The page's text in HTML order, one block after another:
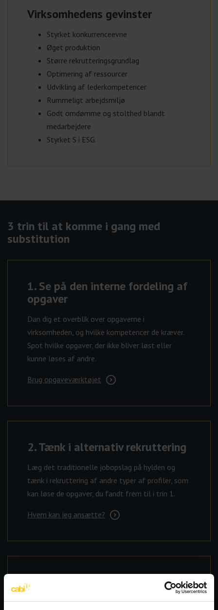
Virksomhedens gevinster
Styrket konkurrenceevne
Øget produktion
Større rekrutteringsgrundlag
Optimering af ressourcer
Udvikling af lederkompetencer
Rummeligt arbejdsmiljø
Godt omdømme og stolthed blandt
medarbejdere
Styrket S i ESG.
3 trin til at komme i gang med
substitution
1.Se på den interne fordeling af
opgaver
Dan dig et overblik over opgaverne i
virksomheden, og hvilke kompetencer de kræver.
Spot hvilke opgaver, der ikke bliver løst eller
kunne løses af andre.
Brug opgaveværktøjet
2.Tænk i alternativ rekruttering
Læg det traditionelle jobopslag på hylden og
tænk i rekruttering af andre typer af profiler, som
kan løse de opgaver, du fandt frem til i trin 1.
Hvem kan jeg ansætte?
3. Tag kontakt til jobcentret
Jobcentret kan hjælpe dig med at finde en ledig,